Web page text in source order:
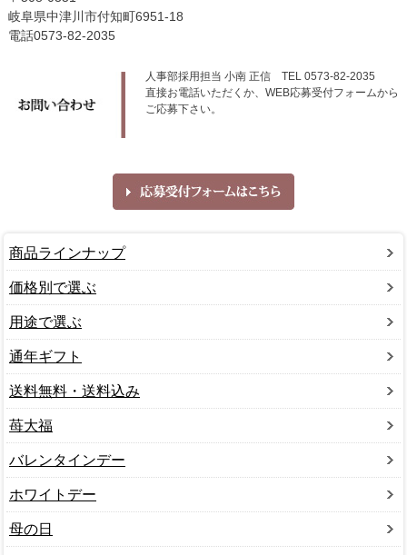
岐阜県中津川市付知町6951-18
電話0573-82-2035
人事部採用担当 小南 正信 TEL 0573-82-2035
直接お電話いただくか、WEB応募受付フォームから
ご応募下さい。
商品ラインナップ
価格別で選ぶ
用途で選ぶ
通年ギフト
送料無料・送料込み
苺大福
バレンタインデー
ホワイトデー
母の日